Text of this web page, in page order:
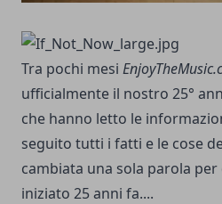
Tra pochi mesi
ufficialmente il nostro 25°
che hanno letto le
seguito tutti i fatti e le cose
cambiata una sola parola per
iniziato 25 anni fa....